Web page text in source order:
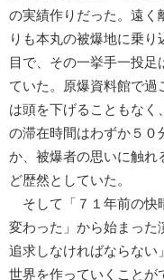
の実績作りだった。遠く
りも本丸の被爆地に乗
目で、その一挙手一投
ていた。原爆資料館で過
は頭を下げることもなく
の滞在時間はわずか５０
か、被爆者の思いに触れ
ど歴然としていた。
そして「７１年前の快
変わった」から始まった
追求しなければならない
世界を作っていくことが